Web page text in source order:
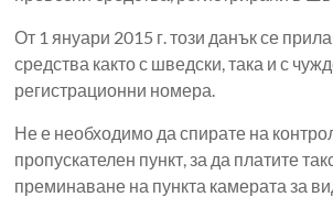
От 1 януари 2015 г. този данък се
средства както с шведски, така и с
регистрационни номера.
Не е необходимо да спирате на
пропускателен пункт, за да платите
преминаване на пункта камерата за